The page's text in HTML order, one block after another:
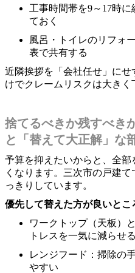
工事時間帯を9～17時
ておく
風呂・トイレのリフォ
表で共有する
近隣挨拶を「会社任せ」に
けでクレームリスクは大きく
捨てるべきか残すべき
と「替えて大正解」な
予算を抑えたいからと、全
くなります。三次市の戸建
っきりしています。
優先して替えた方が良いとこ
ワークトップ（天板）
トレスを一気に減らせる
レンジフード：掃除の
やすい